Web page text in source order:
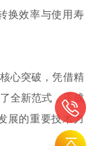
换效率与使用寿
心突破，凭借精
全新范式，正成
展的重要技术力